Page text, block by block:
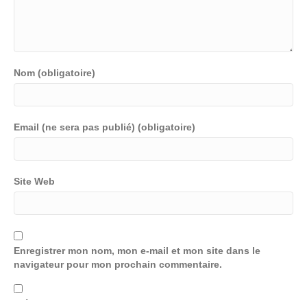
Nom (obligatoire)
Email (ne sera pas publié) (obligatoire)
Site Web
Enregistrer mon nom, mon e-mail et mon site dans le
navigateur pour mon prochain commentaire.